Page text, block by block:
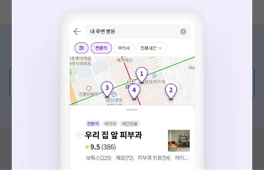
증상/치료, 궁금한 점이 있나요?
의사가 직접 답해드려요!
💬 무엇이든 물어보세요
혹은, 의료상담 서비스에 다양한 게시글 보러가기
혹시 잘못된 병원정보가 있나요?
모두닥 팀에 알려주세요!